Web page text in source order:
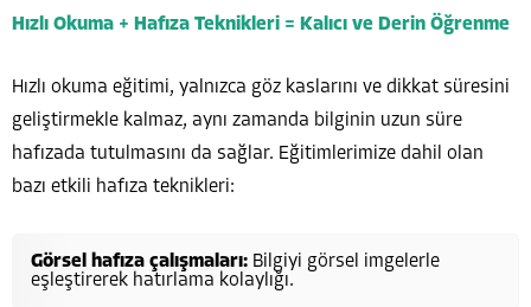
Hızlı Okuma + Hafıza Teknikleri = Kalıcı ve Derin Öğrenme
Hızlı okuma eğitimi, yalnızca göz kaslarını ve dikkat süresini
geliştirmekle kalmaz, aynı zamanda bilginin uzun süre
hafızada tutulmasını da sağlar. Eğitimlerimize dahil olan
bazı etkili hafıza teknikleri:
Görsel hafıza çalışmaları: Bilgiyi görsel imgelerle
eşleştirerek hatırlama kolaylığı.